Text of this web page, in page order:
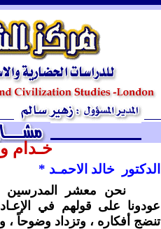
خـدام
الدكتور خالد الاحمـد *
نحن معشر المدرسين ،
عودونا على قولهم في
تنضج أفكاره ، وتزداد وضوحاً